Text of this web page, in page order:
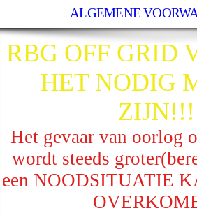
ALGEMENE
RBG OFF GRID
HET NODIG
ZIJN!!!
Het gevaar van oorlog
wordt steeds
een NOODSITUATIE